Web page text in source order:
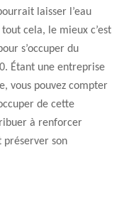
laisser l’eau
cela, le mieux c’est
s’occuper du
Étant une entreprise
vous pouvez compter
de cette
à renforcer
préserver son